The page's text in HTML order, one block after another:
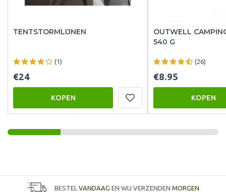
TENTSTORMLIJNEN
(1)
€24
KOPEN
OUTWELL
540 G
(26)
€8.95
KOPEN
BESTEL VANDAAG EN WIJ VERZENDEN MORGEN